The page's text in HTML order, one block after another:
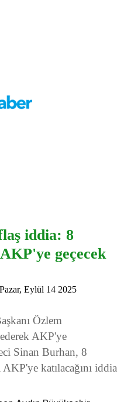
iddia: 8
geçecek
Eylül 14 2025
Özlem
AKP'ye
Sinan Burhan, 8
katılacağını iddia